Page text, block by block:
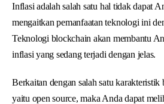
Inflasi adalah salah satu hal tidak dapat
mengaitkan pemanfaatan teknologi ini
Teknologi blockchain akan membantu
inflasi yang sedang terjadi dengan jelas.
Berkaitan dengan salah satu
yaitu open source, maka Anda dapat